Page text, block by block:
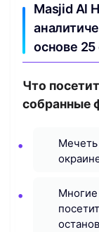
Masjid Al
основе 25
Что
собранные